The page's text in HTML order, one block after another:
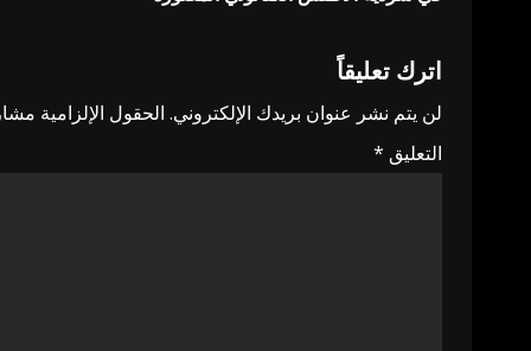
navigation
اترك تعليقاً
لن يتم نشر عنوان بريدك الإلكتروني. الحقول الإلزامية
التعليق *